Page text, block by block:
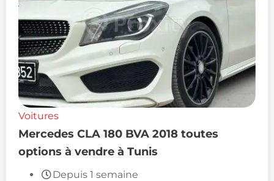
Voitures
Mercedes CLA 180 BVA 2018 toutes
options à vendre à Tunis
Depuis 1 semaine